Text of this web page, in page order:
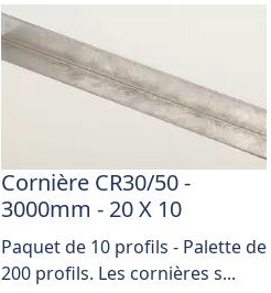
Cornière CR30/50 -
3000mm - 20 X 10
Paquet de 10 profils - Palette de
200 profils. Les cornières s...